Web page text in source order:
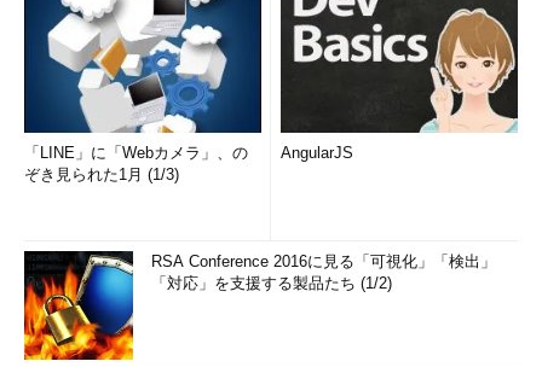
「LINE」に「Webカメラ」、の
ぞき見られた1月 (1/3)
AngularJS
RSA Conference 2016に見る「可視化」「検出」
「対応」を支援する製品たち (1/2)